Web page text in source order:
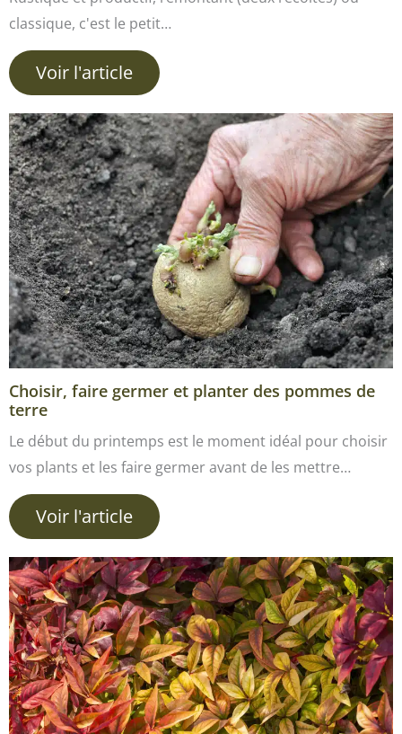
classique, c'est le petit…
Voir l'article
Choisir, faire germer et planter des pommes de
terre
Le début du printemps est le moment idéal pour choisir
vos plants et les faire germer avant de les mettre…
Voir l'article